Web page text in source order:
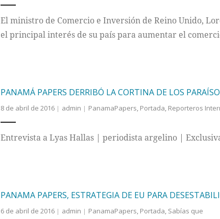
El ministro de Comercio e Inversión de Reino Unido,
el principal interés de su país para aumentar el
PANAMÁ PAPERS DERRIBÓ LA CORTINA DE LOS
8 de abril de 2016 admin PanamaPapers, Portada, Reporteros
Entrevista a Lyas Hallas | periodista argelino |
PANAMA PAPERS, ESTRATEGIA DE EU PARA
6 de abril de 2016 admin PanamaPapers, Portada, Sabías que